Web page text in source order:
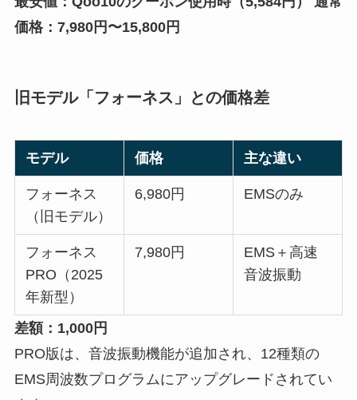
価格：7,980円〜15,800円
旧モデル「フォーネス」との価格差
モデル 価格 主な違い
フォーネス
（旧モデル）
6,980円 EMSのみ
フォーネス
PRO（2025
年新型）
7,980円
EMS＋高速
音波振動
差額：1,000円
PRO版は、音波振動機能が追加され、12種類の
EMS周波数プログラムにアップグレードされてい